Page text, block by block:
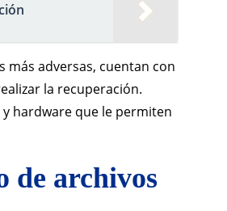
más adversas, cuentan con
la recuperación.
hardware que le permiten
de archivos